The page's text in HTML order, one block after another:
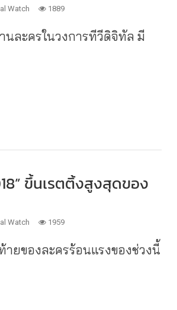
Watch 1889
นละครในวงการทีวีดิจิทัล มี
ขึ้นเรตติ้งสูงสุดของ
Watch 1959
ยของละครร้อนแรงของช่วงนี้